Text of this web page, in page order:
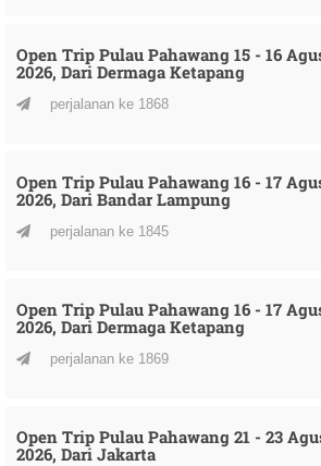
Open Trip Pulau Pahawang 15 - 16
2026, Dari Dermaga Ketapang
perjalanan ke 1868
Open Trip Pulau Pahawang 16 - 17
2026, Dari Bandar Lampung
perjalanan ke 1845
Open Trip Pulau Pahawang 16 - 17
2026, Dari Dermaga Ketapang
perjalanan ke 1869
Open Trip Pulau Pahawang 21 - 23
2026, Dari Jakarta